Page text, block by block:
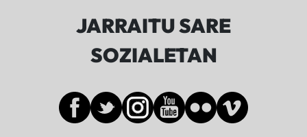
JARRAITU SARE
SOZIALETAN